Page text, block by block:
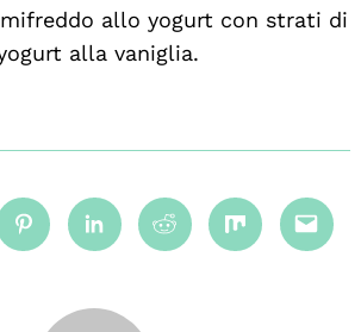
allo yogurt con strati di
alla vaniglia.
PinterestLinkedinRedditMix